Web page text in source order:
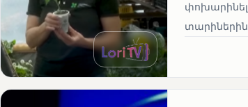
փոխարինել